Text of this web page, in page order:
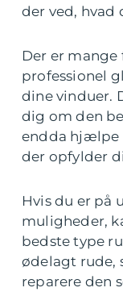
der ved, hvad
Der er mange
professionel
dine vinduer.
dig om den
endda hjælpe
der opfylder
Hvis du er på
muligheder,
bedste type
ødelagt rude,
reparere den